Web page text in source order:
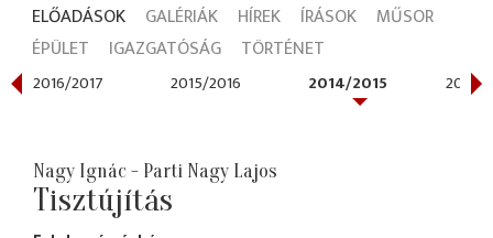
ELŐADÁSOK GALÉRIÁK HÍREK ÍRÁSOK
MŰSOR
ÉPÜLET
IGAZGATÓSÁG TÖRTÉNET
2016/2017 2015/2016 2014/2015 2013/
Nagy Ignác - Parti Nagy Lajos
Tisztújítás